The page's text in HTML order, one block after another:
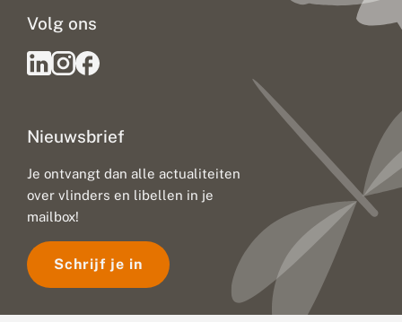
Nieuwsbrief
Je ontvangt dan alle actualiteiten
over vlinders en libellen in je
mailbox!
Schrijf je in
Volg ons